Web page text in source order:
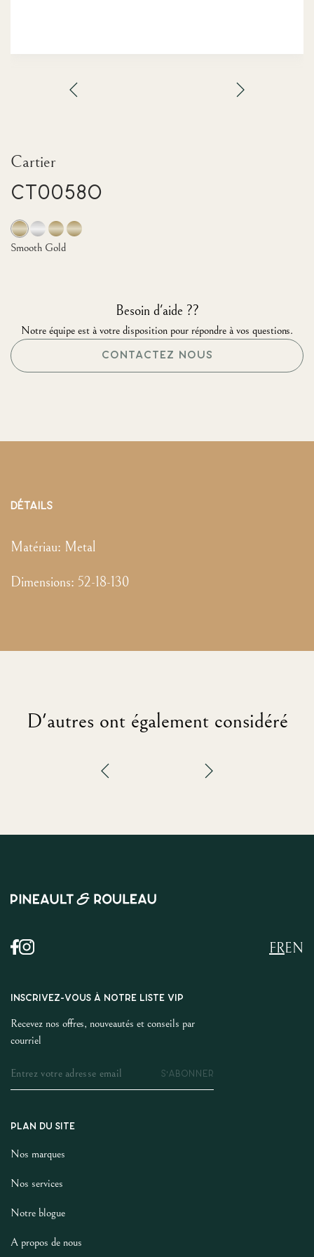
Cartier
CT0058O
Smooth Gold
Besoin d'aide ??
Notre équipe est à votre disposition pour répondre à vos questions.
CONTACTEZ NOUS
DÉTAILS
Matériau: Metal
Dimensions: 52-18-130
D'autres ont également considéré
EN
FR
INSCRIVEZ-VOUS À NOTRE LISTE VIP
Recevez nos offres, nouveautés et conseils par
courriel
S'ABONNER
PLAN DU SITE
Nos marques
Nos services
Notre blogue
A propos de nous